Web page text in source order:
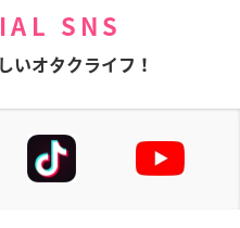
SNS
いオタクライフ！